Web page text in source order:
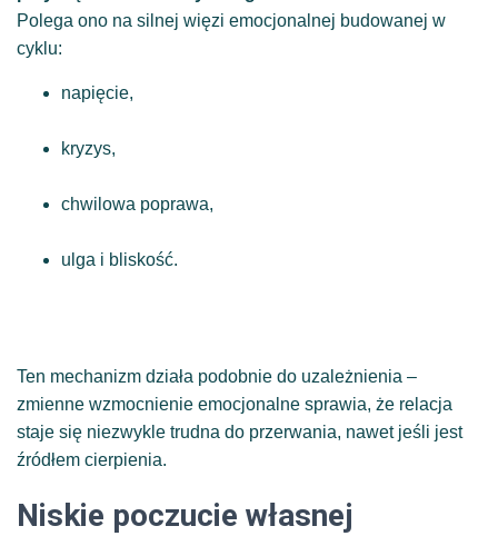
Polega ono na silnej więzi emocjonalnej budowanej w
cyklu:
napięcie,
kryzys,
chwilowa poprawa,
ulga i bliskość.
Ten mechanizm działa podobnie do uzależnienia –
zmienne wzmocnienie emocjonalne sprawia, że relacja
staje się niezwykle trudna do przerwania, nawet jeśli jest
źródłem cierpienia.
Niskie poczucie własnej